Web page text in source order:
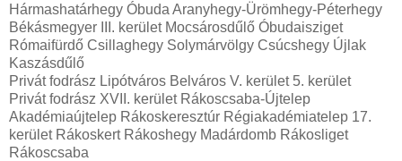
Hármashatárhegy Óbuda Aranyhegy-Ürömhegy-Péterhegy
Békásmegyer III. kerület Mocsárosdűlő Óbudaisziget
Rómaifürdő Csillaghegy Solymárvölgy Csúcshegy Újlak
Kaszásdűlő
Privát fodrász Lipótváros Belváros V. kerület 5. kerület
Privát fodrász XVII. kerület Rákoscsaba-Újtelep
Akadémiaújtelep Rákoskeresztúr Régiakadémiatelep 17.
kerület Rákoskert Rákoshegy Madárdomb Rákosliget
Rákoscsaba